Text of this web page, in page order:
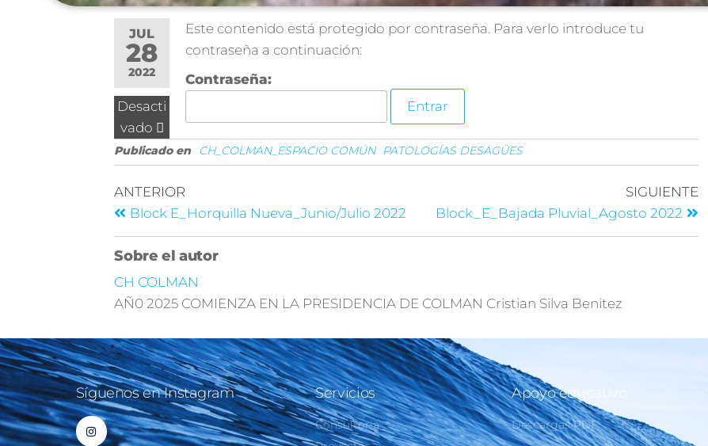
JUL
28
2022
Desacti
vado
Este contenido está protegido por contraseña. Para verlo introduce tu
contraseña a continuación:
Contraseña:
Publicado en CH_COLMAN_ESPACIO COMÚN PATOLOGÍAS DESAGÜES
ANTERIOR
Block E_Horquilla Nueva_Junio/Julio 2022
SIGUIENTE
Block_E_Bajada Pluvial_Agosto 2022
Sobre el autor
CH COLMAN
AÑ0 2025 COMIENZA EN LA PRESIDENCIA DE COLMAN Cristian Silva Benitez
Síguenos en Instagram Servicios
Consultoria
Apoyo educativo
Descargas PDF